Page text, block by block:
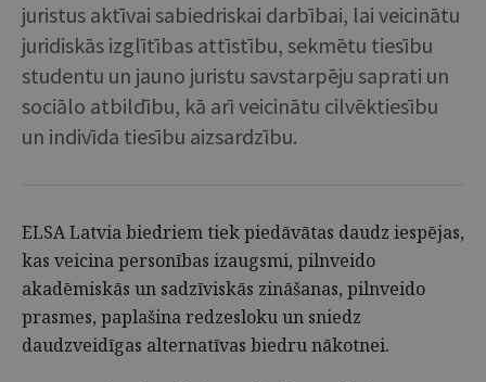
juristus aktīvai sabiedriskai darbībai, lai veicinātu
juridiskās izglītības attīstību, sekmētu tiesību
studentu un jauno juristu savstarpēju saprati un
sociālo atbildību, kā arī veicinātu cilvēktiesību
un indivīda tiesību aizsardzību.
ELSA Latvia biedriem tiek piedāvātas daudz iespējas,
kas veicina personības izaugsmi, pilnveido
akadēmiskās un sadzīviskās zināšanas, pilnveido
prasmes, paplašina redzesloku un sniedz
daudzveidīgas alternatīvas biedru nākotnei.